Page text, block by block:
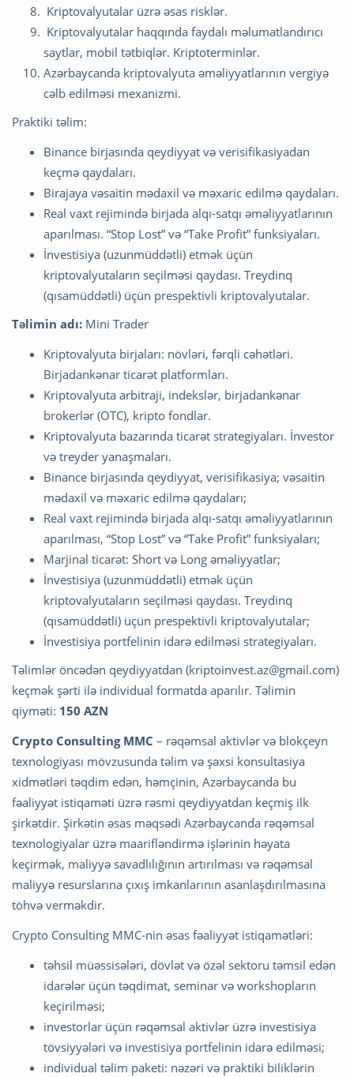
Kriptovalyutalar üzrə əsas risklər.
Kriptovalyutalar haqqında faydalı məlumatlandırıcı
saytlar, mobil tətbiqlər. Kriptoterminlər.
Azərbaycanda kriptovalyuta əməliyyatlarının vergiyə
cəlb edilməsi mexanizmi.
Praktiki təlim:
Binance birjasında qeydiyyat və verisifikasiyadan
keçmə qaydaları.
Birajaya vəsaitin mədaxil və məxaric edilmə qaydaları.
Real vaxt rejimində birjada alqı-satqı əməliyyatlarının
aparılması. “Stop Lost” və “Take Profit” funksiyaları.
İnvestisiya (uzunmüddətli) etmək üçün
kriptovalyutaların seçilməsi qaydası. Treydinq
(qısamüddətli) üçün prespektivli kriptovalyutalar.
Təlimin adı: Mini Trader
Kriptovalyuta birjaları: növləri, fərqli cəhətləri.
Birjadankənar ticarət platformları.
Kriptovalyuta arbitraji, indekslər, birjadankənar
brokerlər (OTC), kripto fondlar.
Kriptovalyuta bazarında ticarət strategiyaları. İnvestor
və treyder yanaşmaları.
Binance birjasında qeydiyyat, verisifikasiya; vəsaitin
mədaxil və məxaric edilmə qaydaları;
Real vaxt rejimində birjada alqı-satqı əməliyyatlarının
aparılması, “Stop Lost” və “Take Profit” funksiyaları;
Marjinal ticarət: Short və Long əməliyyatlar;
İnvestisiya (uzunmüddətli) etmək üçün
kriptovalyutaların seçilməsi qaydası. Treydinq
(qısamüddətli) üçün prespektivli kriptovalyutalar;
İnvestisiya portfelinin idarə edilməsi strategiyaları.
Təlimlər öncədən qeydiyyatdan (kriptoinvest.az@gmail.com)
keçmək şərti ilə individual formatda aparılır. Təlimin
qiyməti: 150 AZN
Crypto Consulting MMC – rəqəmsal aktivlər və blokçeyn
texnologiyası mövzusunda təlim və şəxsi konsultasiya
xidmətləri təqdim edən, həmçinin, Azərbaycanda bu
fəaliyyət istiqaməti üzrə rəsmi qeydiyyatdan keçmiş ilk
şirkətdir. Şirkətin əsas məqsədi Azərbaycanda rəqəmsal
texnologiyalar üzrə maarifləndirmə işlərinin həyata
keçirmək, maliyyə savadlılığının artırılması və rəqəmsal
maliyyə resurslarına çıxış imkanlarının asanlaşdırılmasına
töhvə verməkdir.
Crypto Consulting MMC-nin əsas fəaliyyət istiqamətləri:
təhsil müəssisələri, dövlət və özəl sektoru təmsil edən
idarələr üçün təqdimat, seminar və workshopların
keçirilməsi;
investorlar üçün rəqəmsal aktivlər üzrə investisiya
tövsiyyələri və investisiya portfelinin idarə edilməsi;
individual təlim paketi: nəzəri və praktiki biliklərin